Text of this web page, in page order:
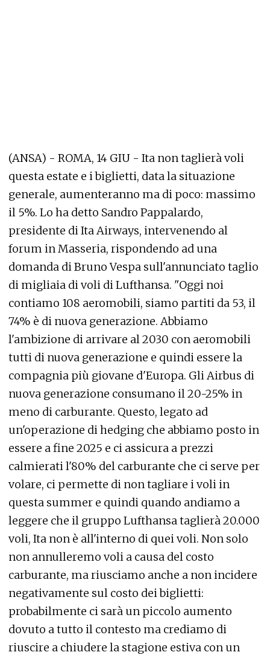
(ANSA) - ROMA, 14 GIU - Ita non taglierà voli
questa estate e i biglietti, data la situazione
generale, aumenteranno ma di poco: massimo
il 5%. Lo ha detto Sandro Pappalardo,
presidente di Ita Airways, intervenendo al
forum in Masseria, rispondendo ad una
domanda di Bruno Vespa sull'annunciato taglio
di migliaia di voli di Lufthansa. "Oggi noi
contiamo 108 aeromobili, siamo partiti da 53, il
74% è di nuova generazione. Abbiamo
l'ambizione di arrivare al 2030 con aeromobili
tutti di nuova generazione e quindi essere la
compagnia più giovane d'Europa. Gli Airbus di
nuova generazione consumano il 20-25% in
meno di carburante. Questo, legato ad
un'operazione di hedging che abbiamo posto in
essere a fine 2025 e ci assicura a prezzi
calmierati l'80% del carburante che ci serve per
volare, ci permette di non tagliare i voli in
questa summer e quindi quando andiamo a
leggere che il gruppo Lufthansa taglierà 20.000
voli, Ita non è all'interno di quei voli. Non solo
non annulleremo voli a causa del costo
carburante, ma riusciamo anche a non incidere
negativamente sul costo dei biglietti:
probabilmente ci sarà un piccolo aumento
dovuto a tutto il contesto ma crediamo di
riuscire a chiudere la stagione estiva con un